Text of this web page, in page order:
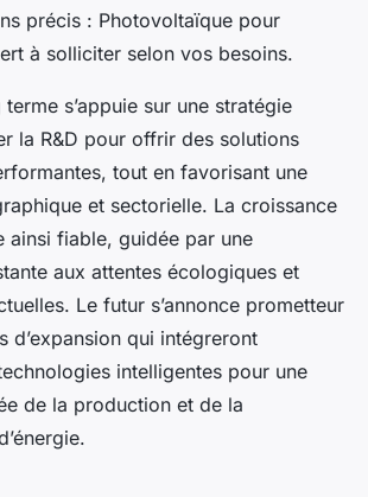
précis : Photovoltaïque pour
à solliciter selon vos besoins.
s’appuie sur une stratégie
la R&D pour offrir des solutions
tout en favorisant une
et sectorielle. La croissance
ainsi fiable, guidée par une
aux attentes écologiques et
Le futur s’annonce prometteur
d’expansion qui intégreront
intelligentes pour une
de la production et de la